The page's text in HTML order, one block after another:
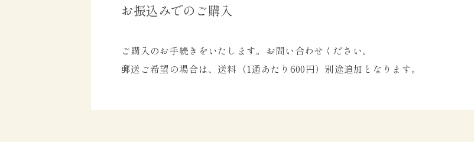
お振込みでのご購入
ご購入のお手続きをいたします。お問い合わせください。
郵送ご希望の場合は、送料（1通あたり600円）別途追加となります。